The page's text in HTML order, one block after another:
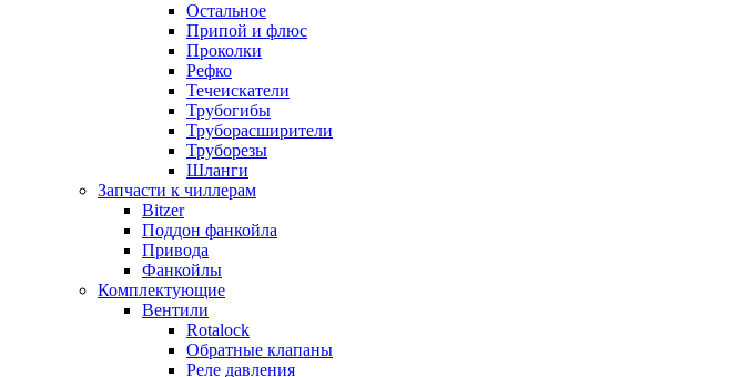
Остальное
Припой и флюс
Проколки
Рефко
Течеискатели
Трубогибы
Труборасширители
Труборезы
Шланги
Запчасти к чиллерам
Bitzer
Поддон фанкойла
Привода
Фанкойлы
Комплектующие
Вентили
Rotalock
Обратные клапаны
Реле давления